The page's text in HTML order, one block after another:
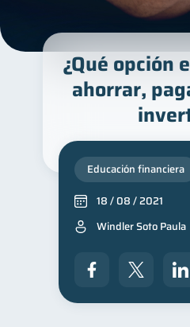
¿Qué opción
ahorrar,
Educación financiera
18 / 08 / 2021
Windler Soto Paula